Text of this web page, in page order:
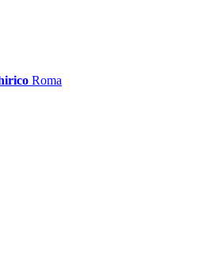
Roma